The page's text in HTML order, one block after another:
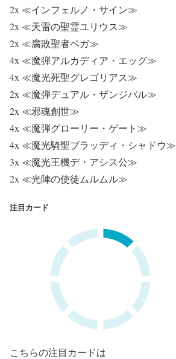
2x ≪インフェルノ・サイン≫
2x ≪天雷の聖霊ユリウス≫
2x ≪腐敗聖者ベガ≫
4x ≪魔弾アルカディア・エッグ≫
4x ≪魔光死聖グレゴリアス≫
2x ≪魔弾デュアル・ザンジバル≫
2x ≪邪魂創世≫
4x ≪魔弾グローリー・ゲート≫
4x ≪魔光騎聖ブラッディ・シャドウ≫
3x ≪魔光王機デ・アシス公≫
2x ≪光陣の使徒ムルムル≫
注目カード
こちらの注目カードは